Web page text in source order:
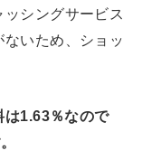
シングサービス
いため、ショッ
は1.63％なので